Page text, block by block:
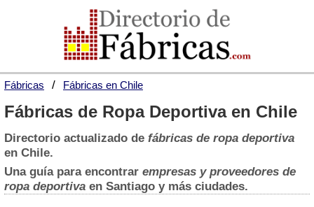
Fábricas Fábricas en Chile
Fábricas de Ropa Deportiva en Chile
Directorio actualizado de fábricas de ropa deportiva
en Chile.
Una guía para encontrar empresas y proveedores de
ropa deportiva en Santiago y más ciudades.